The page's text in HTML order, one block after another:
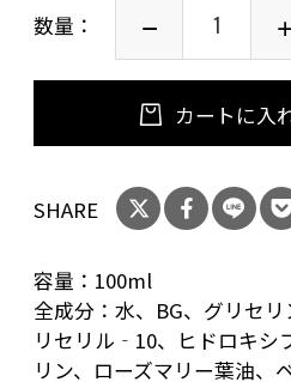
数量：
カートに入
SHARE
容量：100ml
全成分：水、BG、グリセ
リセリル‐10、ヒドロキシ
リン、ローズマリー葉油、